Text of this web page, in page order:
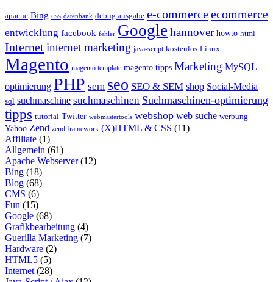
apache Bing css datenbank debug ausgabe e-commerceecommerce
entwicklung facebook fehler Google hannover howto html
Internetinternet marketing java-script kostenlos Linux
Magento magento template magento tipps Marketing MySQL
optimierung PHP sem seo SEO & SEM shop Social-Media
sql suchmaschine suchmaschinen Suchmaschinen-optimierung
tipps tutorial Twitter webmastertools webshop web suche werbung
Yahoo Zend zend framework (X)HTML & CSS (11)
Affiliate (1)
Allgemein (61)
Apache Webserver(12)
Bing (18)
Blog (68)
CMS (6)
Fun (15)
Google (68)
Grafikbearbeitung (4)
Guerilla Marketing (7)
Hardware (2)
HTML5 (5)
Internet (28)